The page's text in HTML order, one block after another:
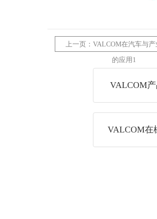
上一页：VALCOM在汽车与产
的应用1
VALCOM
VALCOM在